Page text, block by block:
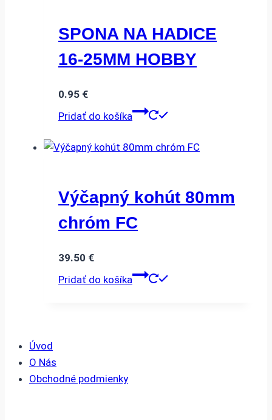
SPONA NA HADICE
16-25MM HOBBY
0.95 €
Pridať do košíka
Výčapný kohút 80mm
chróm FC
39.50 €
Pridať do košíka
Úvod
O Nás
Obchodné podmienky